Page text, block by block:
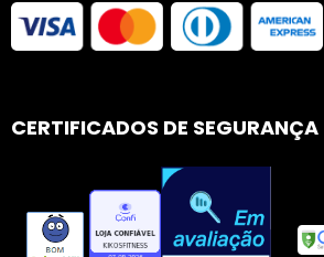
CERTIFICADOS DE SEGURANÇA